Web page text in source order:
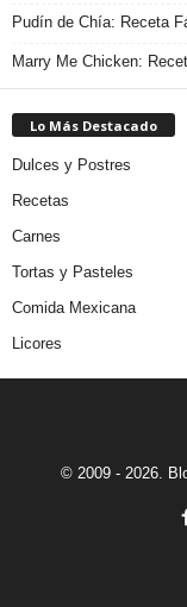
Pudín de Chía: Receta
Marry Me Chicken:
Lo Más Destacado
Dulces y Postres
Recetas
Carnes
Tortas y Pasteles
Comida Mexicana
Licores
© 2009 - 2026.